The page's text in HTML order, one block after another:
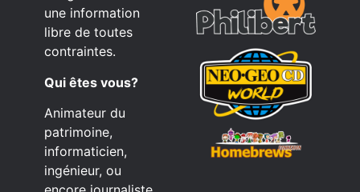
une information
libre de toutes
contraintes.
Qui êtes vous?
Animateur du
patrimoine,
informaticien,
ingénieur, ou